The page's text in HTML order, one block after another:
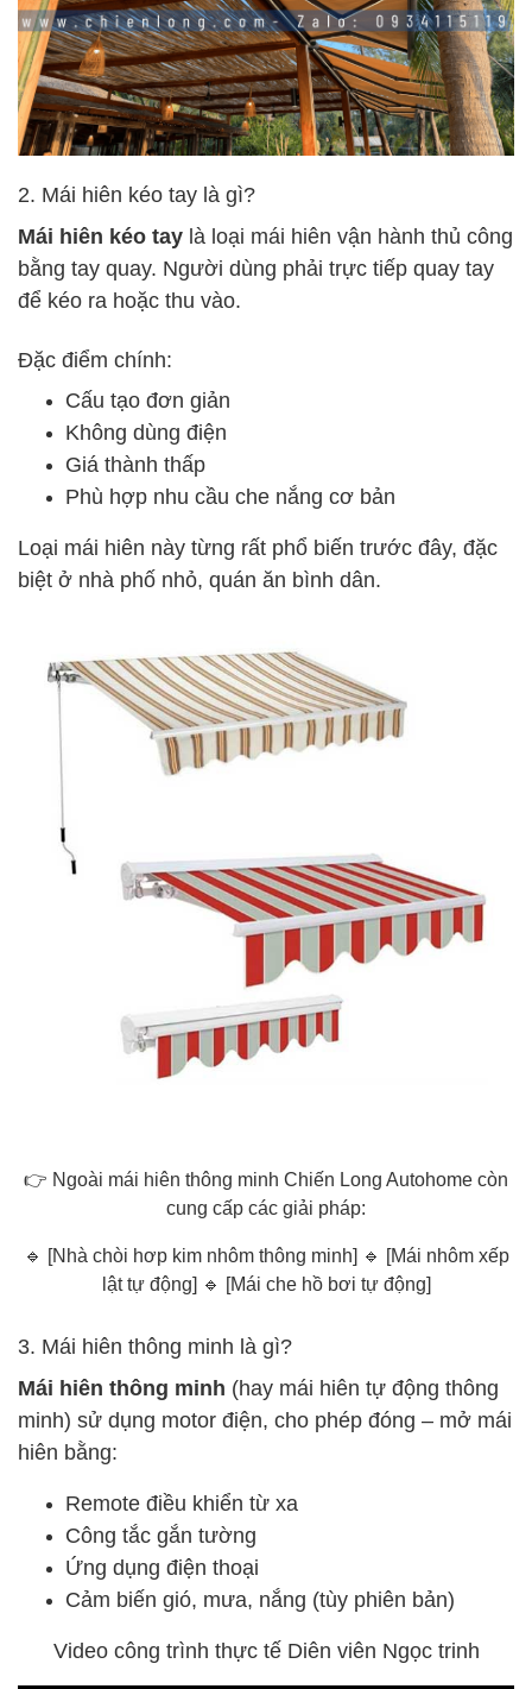
2. Mái hiên kéo tay là gì?
Mái hiên kéo tay là loại mái hiên vận hành thủ công
bằng tay quay. Người dùng phải trực tiếp quay tay
để kéo ra hoặc thu vào.
Đặc điểm chính:
Cấu tạo đơn giản
Không dùng điện
Giá thành thấp
Phù hợp nhu cầu che nắng cơ bản
Loại mái hiên này từng rất phổ biến trước đây, đặc
biệt ở nhà phố nhỏ, quán ăn bình dân.
👉 Ngoài mái hiên thông minh Chiến Long Autohome còn
cung cấp các giải pháp:
🔹 [Nhà chòi hơp kim nhôm thông minh] 🔹 [Mái nhôm xếp
lật tự động] 🔹 [Mái che hồ bơi tự động]
3. Mái hiên thông minh là gì?
Mái hiên thông minh (hay mái hiên tự động thông
minh) sử dụng motor điện, cho phép đóng – mở mái
hiên bằng:
Remote điều khiển từ xa
Công tắc gắn tường
Ứng dụng điện thoại
Cảm biến gió, mưa, nắng (tùy phiên bản)
Video công trình thực tế Diên viên Ngọc trinh